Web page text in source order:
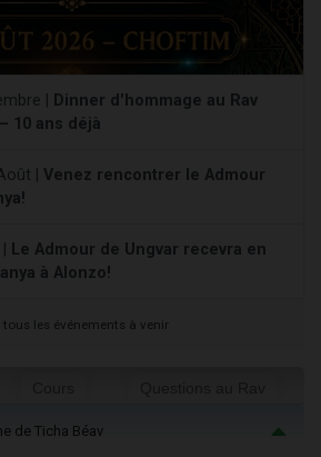
|
Dinner d'hommage au Rav
10 ans déjà
| Venez rencontrer le Admour
Le Admour de Ungvar recevra en
à Alonzo!
tous les événements à venir
de Ticha Béav